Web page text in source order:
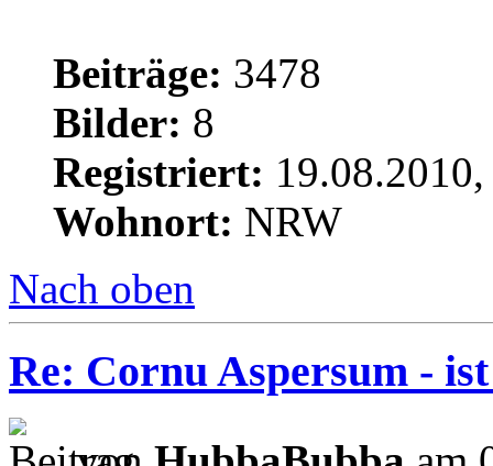
Beiträge: 3478
Bilder: 8
Registriert:
Wohnort: NRW
Nach oben
Re: Cornu Aspersum -